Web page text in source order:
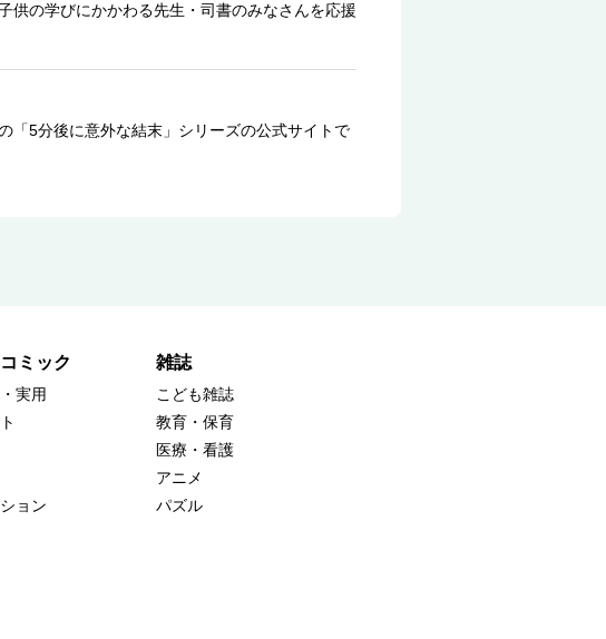
供の学びにかかわる先生・司書のみなさんを応援
5分後に意外な結末」シリーズの公式サイトで
ミック
実用
ョン
雑誌
こども雑誌
教育・保育
医療・看護
アニメ
パズル